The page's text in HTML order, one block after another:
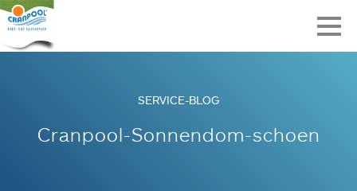
SERVICE-BLOG
Cranpool-Sonnendom-schoen